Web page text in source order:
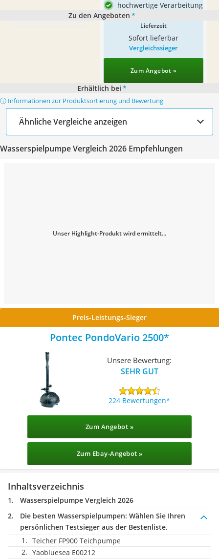
hochwertige Verarbeitung
Zu den Angeboten *
Lieferzeit
Sofort lieferbar
Vergleichssieger
Zum Angebot »
Erhältlich bei *
ⓘ Informationen zur Produktsortierung und Bewertung
Ähnliche Vergleiche anzeigen
Wasserspielpumpe Vergleich 2026 Empfehlungen
Unser Highlight-Produkt wird ermittelt...
Preis-Leistungs-Sieger
Pontec PondoVario 2500
Unsere Bewertung:
SEHR GUT
224 Bewertungen
Zum Angebot »
Zum Ebay-Angebot »
Inhaltsverzeichnis
Wasserspielpumpe Vergleich 2026
Die besten Wasserspielpumpen: Wählen Sie Ihren
persönlichen Testsieger aus der Bestenliste.
Teicher FP900 Teichpumpe
Yaobluesea E00212